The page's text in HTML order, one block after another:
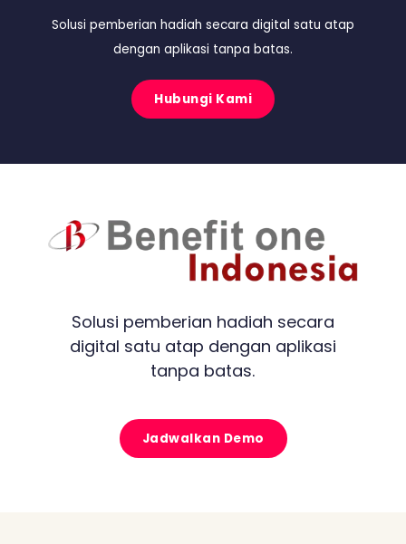
Solusi pemberian hadiah secara digital satu atap
dengan aplikasi tanpa batas.
Hubungi Kami
Solusi pemberian hadiah secara
digital satu atap dengan aplikasi
tanpa batas.
Jadwalkan Demo